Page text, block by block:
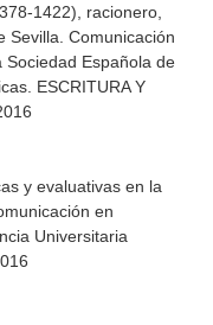
1422), racionero,
Sevilla. Comunicación
Española de
ESCRITURA Y
y evaluativas en la
en
Universitaria